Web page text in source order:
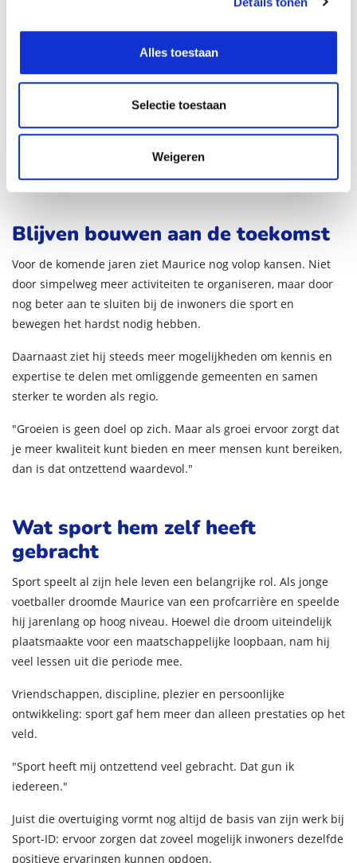
Alles toestaan
Selectie toestaan
Weigeren
Ook de samenwerkingen die tijdens de voorbereidingen
Verenigingen vonden elkaar, nieuwe initiatieven kwamen van
de grond en organisaties uit de regio leerden elkaar beter
kennen. "Dat is misschien nog wel de grootste winst van zo'n
dag: de verbinding die blijft bestaan."
Blijven bouwen aan de toekomst
Voor de komende jaren ziet Maurice nog volop kansen. Niet
door simpelweg meer activiteiten te organiseren, maar door
nog beter aan te sluiten bij de inwoners die sport en
bewegen het hardst nodig hebben.
Daarnaast ziet hij steeds meer mogelijkheden om kennis en
expertise te delen met omliggende gemeenten en samen
sterker te worden als regio.
"Groeien is geen doel op zich. Maar als groei ervoor zorgt dat
je meer kwaliteit kunt bieden en meer mensen kunt bereiken,
dan is dat ontzettend waardevol."
Wat sport hem zelf heeft
gebracht
Sport speelt al zijn hele leven een belangrijke rol. Als jonge
voetballer droomde Maurice van een profcarrière en speelde
hij jarenlang op hoog niveau. Hoewel die droom uiteindelijk
plaatsmaakte voor een maatschappelijke loopbaan, nam hij
veel lessen uit die periode mee.
Vriendschappen, discipline, plezier en persoonlijke
ontwikkeling: sport gaf hem meer dan alleen prestaties op het
veld.
"Sport heeft mij ontzettend veel gebracht. Dat gun ik
iedereen."
Juist die overtuiging vormt nog altijd de basis van zijn werk bij
Sport-ID: ervoor zorgen dat zoveel mogelijk inwoners dezelfde
positieve ervaringen kunnen opdoen.